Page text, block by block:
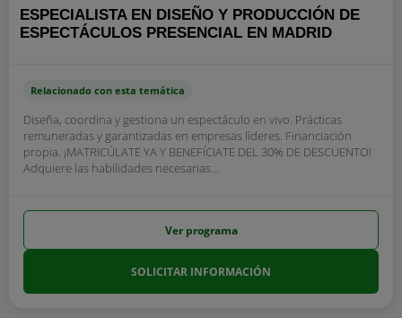
ESPECIALISTA EN DISEÑO Y PRODUCCIÓN DE
ESPECTÁCULOS PRESENCIAL EN MADRID
Relacionado con esta temática
Diseña, coordina y gestiona un espectáculo en vivo. Prácticas
remuneradas y garantizadas en empresas líderes. Financiación
propia. ¡MATRICÚLATE YA Y BENEFÍCIATE DEL 30% DE DESCUENTO!
Adquiere las habilidades necesarias...
Ver programa
SOLICITAR INFORMACIÓN